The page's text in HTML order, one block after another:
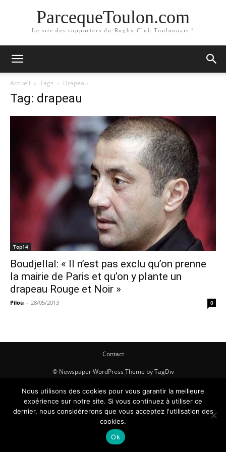
ParcequeToulon.com
Le site des supporters du Rugby Club Toulonnais !
Accueil Tags Drapeau
Tag: drapeau
Top14
Boudjellal: « Il n’est pas exclu qu’on prenne
la mairie de Paris et qu’on y plante un
drapeau Rouge et Noir »
Pilou - 28/05/2013 0
Contact
© Newspaper WordPress Theme by TagDiv
Nous utilisons des cookies pour vous garantir la meilleure
expérience sur notre site. Si vous continuez à utiliser ce
dernier, nous considérerons que vous acceptez l'utilisation des
cookies.
Ok